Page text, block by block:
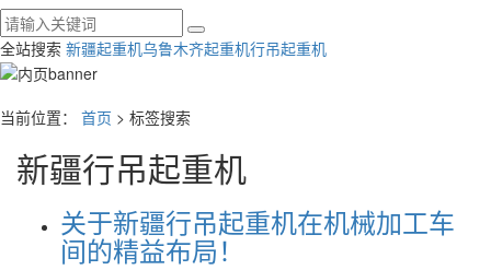
全站搜索 新疆起重机乌鲁木齐起重机行吊起重机
当前位置： 首页 > 标签搜索
新疆行吊起重机
关于新疆行吊起重机在机械加工车
间的精益布局！